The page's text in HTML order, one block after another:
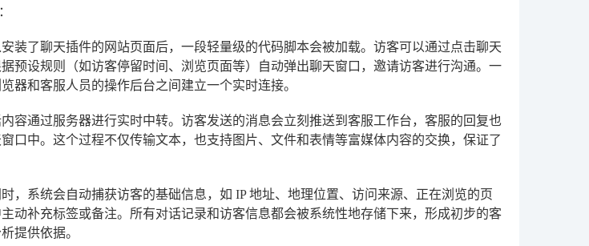
装了聊天插件的网站页面后，一段轻量级的代码脚本会被加载。访客可以通过点击聊天
预设规则（如访客停留时间、浏览页面等）自动弹出聊天窗口，邀请访客进行沟通。一
器和客服人员的操作后台之间建立一个实时连接。
容通过服务器进行实时中转。访客发送的消息会立刻推送到客服工作台，客服的回复也
口中。这个过程不仅传输文本，也支持图片、文件和表情等富媒体内容的交换，保证了
，系统会自动捕获访客的基础信息，如 IP 地址、地理位置、访问来源、正在浏览的页
动补充标签或备注。所有对话记录和访客信息都会被系统性地存储下来，形成初步的客
提供依据。